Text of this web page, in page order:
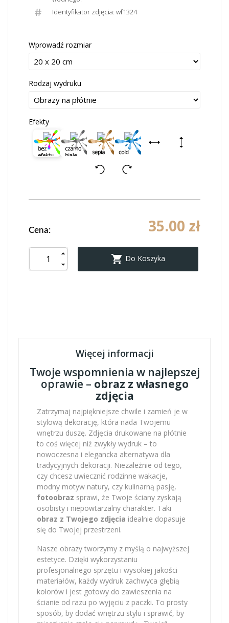
Identyfikator zdjęcia: wf1324
Wprowadź rozmiar
Rodzaj wydruku
Efekty
Cena: 35.00 zł
 Do Koszyka
Więcej informacji
Twoje wspomnienia w najlepszej
oprawie – obraz z własnego
zdjęcia
Zatrzymaj najpiękniejsze chwile i zamień je w
stylową dekorację, która nada Twojemu
wnętrzu duszę. Zdjęcia drukowane na płótnie
to coś więcej niż zwykły wydruk – to
nowoczesna i elegancka alternatywa dla
tradycyjnych dekoracji. Niezależnie od tego,
czy chcesz uwiecznić rodzinne wakacje,
modny motyw natury, czy kulinarną pasję,
fotoobraz sprawi, że Twoje ściany zyskają
osobisty i niepowtarzalny charakter. Taki
obraz z Twojego zdjęcia idealnie dopasuje
się do Twojej przestrzeni.
Nasze obrazy tworzymy z myślą o najwyższej
estetyce. Dzięki wykorzystaniu
profesjonalnego sprzętu i wysokiej jakości
materiałów, każdy wydruk zachwyca głębią
kolorów i jest gotowy do zawieszenia na
ścianie od razu po wyjęciu z paczki. To prosty
sposób, by dodać wnętrzu stylu i sprawić, by